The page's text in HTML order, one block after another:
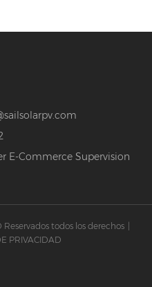
E-Commerce Supervision
Reservados todos los derechos |
PRIVACIDAD